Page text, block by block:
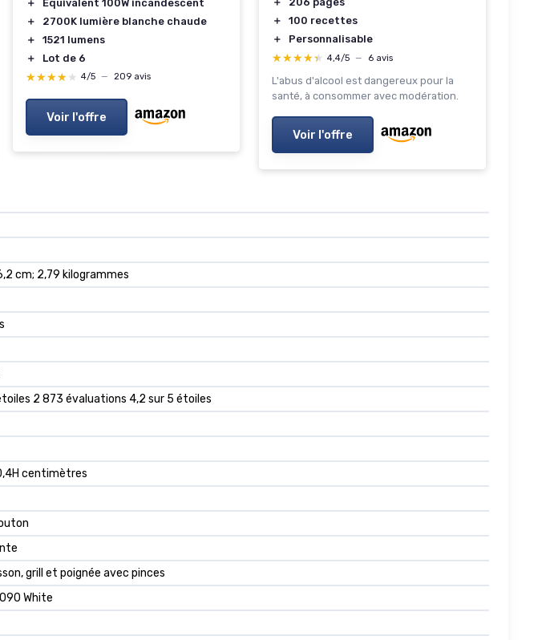
＋
Equivalent 100W incandescent
＋
2700K lumière blanche chaude
＋
1521 lumens
＋
Lot de 6
★★★★★
★★★★★ 4/5 — 209 avis
Voir l'offre
＋
100 recettes
＋
Personnalisable
★★★★★
★★★★★ 4,4/5 — 6 avis
L'abus d'alcool est dangereux pour la
santé, à consommer avec modération.
Voir l'offre
cm; 2,79 kilogrammes
2 873 évaluations 4,2 sur 5 étoiles
centimètres
grill et poignée avec pinces
White